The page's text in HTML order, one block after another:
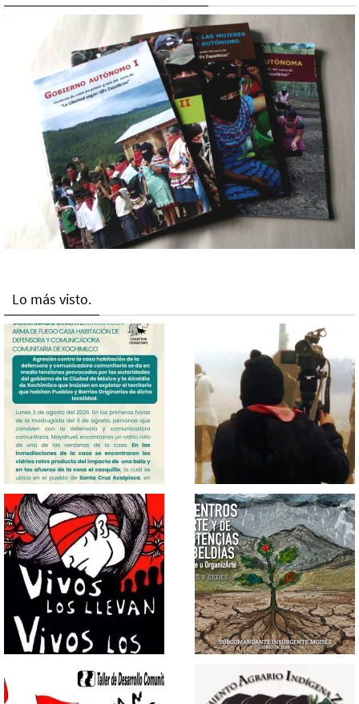
Lo más visto.